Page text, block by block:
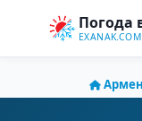
Погода
EXANAK.COM